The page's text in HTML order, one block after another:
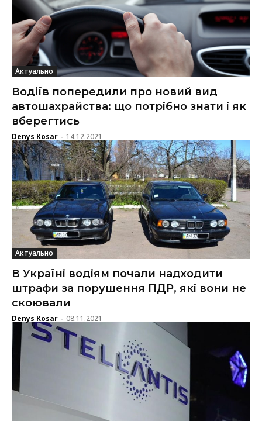
Актуально
Водіїв попередили про новий вид
автошахрайства: що потрібно знати і як
вберегтись
Denys Kosar - 14.12.2021
Актуально
В Україні водіям почали надходити
штрафи за порушення ПДР, які вони не
скоювали
Denys Kosar - 08.11.2021